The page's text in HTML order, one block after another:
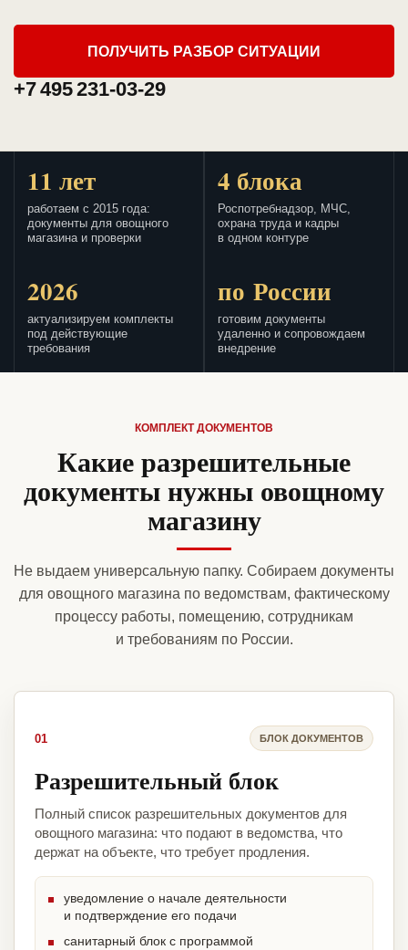
ПОЛУЧИТЬ РАЗБОР СИТУАЦИИ
+7 495 231-03-29
11 лет
работаем с 2015 года:
документы для овощного
магазина и проверки
4 блока
Роспотребнадзор, МЧС,
охрана труда и кадры
в одном контуре
2026
актуализируем комплекты
под действующие
требования
по России
готовим документы
удаленно и сопровождаем
внедрение
КОМПЛЕКТ ДОКУМЕНТОВ
Какие разрешительные
документы нужны овощному
магазину
Не выдаем универсальную папку. Собираем документы
для овощного магазина по ведомствам, фактическому
процессу работы, помещению, сотрудникам
и требованиям по России.
01 БЛОК ДОКУМЕНТОВ
Разрешительный блок
Полный список разрешительных документов для
овощного магазина: что подают в ведомства, что
держат на объекте, что требует продления.
уведомление о начале деятельности
и подтверждение его подачи
санитарный блок с программой